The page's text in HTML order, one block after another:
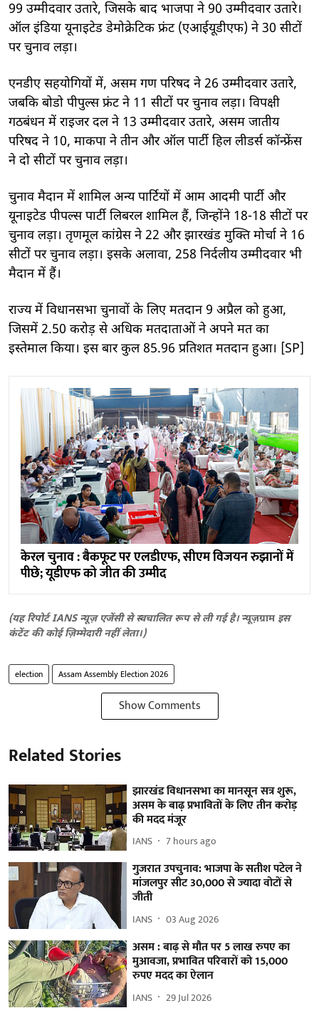
99 उम्मीदवार उतारे, जिसके बाद भाजपा ने 90 उम्मीदवार उतारे।
ऑल इंडिया यूनाइटेड डेमोक्रेटिक फ्रंट (एआईयूडीएफ) ने 30 सीटों
पर चुनाव लड़ा।
एनडीए सहयोगियों में, असम गण परिषद ने 26 उम्मीदवार उतारे,
जबकि बोडो पीपुल्स फ्रंट ने 11 सीटों पर चुनाव लड़ा। विपक्षी
गठबंधन में राइजर दल ने 13 उम्मीदवार उतारे, असम जातीय
परिषद ने 10, माकपा ने तीन और ऑल पार्टी हिल लीडर्स कॉन्फ्रेंस
ने दो सीटों पर चुनाव लड़ा।
चुनाव मैदान में शामिल अन्य पार्टियों में आम आदमी पार्टी और
यूनाइटेड पीपल्स पार्टी लिबरल शामिल हैं, जिन्होंने 18-18 सीटों पर
चुनाव लड़ा। तृणमूल कांग्रेस ने 22 और झारखंड मुक्ति मोर्चा ने 16
सीटों पर चुनाव लड़ा। इसके अलावा, 258 निर्दलीय उम्मीदवार भी
मैदान में हैं।
राज्य में विधानसभा चुनावों के लिए मतदान 9 अप्रैल को हुआ,
जिसमें 2.50 करोड़ से अधिक मतदाताओं ने अपने मत का
इस्तेमाल किया। इस बार कुल 85.96 प्रतिशत मतदान हुआ। [SP]
केरल चुनाव : बैकफूट पर एलडीएफ, सीएम विजयन रुझानों में
पीछे; यूडीएफ को जीत की उम्मीद
(यह रिपोर्ट IANS न्यूज़ एजेंसी से स्वचालित रूप से ली गई है।न्यूज़ग्राम इस
कंटेंट की कोई ज़िम्मेदारी नहीं लेता।)
election Assam Assembly Election 2026
Show Comments
Related Stories
झारखंड विधानसभा का मानसून सत्र शुरू,
असम के बाढ़ प्रभावितों के लिए तीन करोड़
की मदद मंजूर
IANS 7 hours ago
गुजरात उपचुनाव: भाजपा के सतीश पटेल ने
मांजलपुर सीट 30,000 से ज्यादा वोटों से
जीती
IANS 03 Aug 2026
असम : बाढ़ से मौत पर 5 लाख रुपए का
मुआवजा, प्रभावित परिवारों को 15,000
रुपए मदद का ऐलान
IANS 29 Jul 2026